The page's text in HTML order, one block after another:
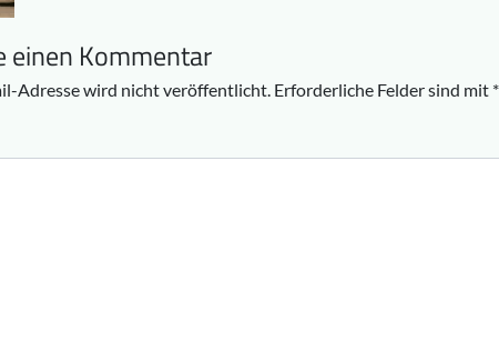
einen Kommentar
Adresse wird nicht veröffentlicht. Erforderliche Felder sind mit *